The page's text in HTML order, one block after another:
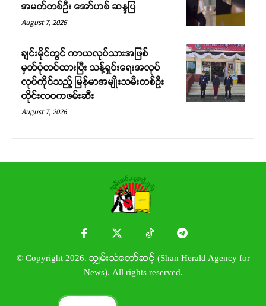
အမတ်တစ်ဦး အော်ဟစ် ဆန္ဒပြ
August 7, 2026
ချင်းမိုင်တွင် ကာယလုပ်သားအဖြစ်
မှတ်ပုံတင်ထားပြီး သန့်ရှင်းရေးအလုပ်
လုပ်ကိုင်သည့် မြန်မာအမျိုးသမီးတစ်ဦး
ထိုင်းလဝကဖမ်းဆီး
August 7, 2026
© Copyright 2026. သျှမ်းသံတော်ဆင့် (Shan Herald Agency for
News). All rights reserved.